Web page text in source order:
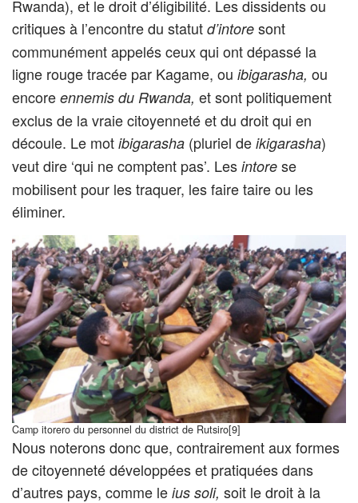
Rwanda), et le droit d’éligibilité. Les dissidents ou
critiques à l’encontre du statut d’intore sont
communément appelés ceux qui ont dépassé la
ligne rouge tracée par Kagame, ou ibigarasha, ou
encore ennemis du Rwanda, et sont politiquement
exclus de la vraie citoyenneté et du droit qui en
découle. Le mot ibigarasha (pluriel de ikigarasha)
veut dire ‘qui ne comptent pas’. Les intore se
mobilisent pour les traquer, les faire taire ou les
éliminer.
Camp itorero du personnel du district de Rutsiro[9]
Nous noterons donc que, contrairement aux formes
de citoyenneté développées et pratiquées dans
d’autres pays, comme le ius soli, soit le droit à la